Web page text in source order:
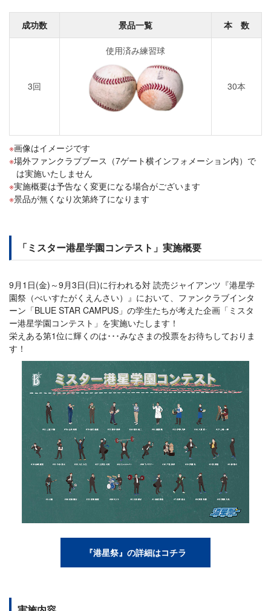
成功数 景品一覧 本 数
3回
使用済み練習球
30本
画像はイメージです
場外ファンクラブブース（7ゲート横インフォメーション内）で
は実施いたしません
実施概要は予告なく変更になる場合がございます
景品が無くなり次第終了になります
「ミスター港星学園コンテスト」実施概要
9月1日(金)～9月3日(日)に行われる対 読売ジャイアンツ『港星学
園祭（べいすたがくえんさい）』において、ファンクラブインタ
ーン「BLUE STAR CAMPUS」の学生たちが考えた企画「ミスタ
ー港星学園コンテスト」を実施いたします！
栄えある第1位に輝くのは･･･みなさまの投票をお待ちしておりま
す！
『港星祭』の詳細はコチラ